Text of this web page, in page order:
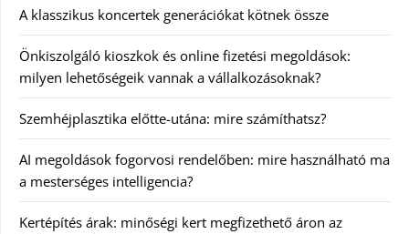
A klasszikus koncertek generációkat kötnek össze
Önkiszolgáló kioszkok és online fizetési megoldások:
milyen lehetőségeik vannak a vállalkozásoknak?
Szemhéjplasztika előtte-utána: mire számíthatsz?
AI megoldások fogorvosi rendelőben: mire használható ma
a mesterséges intelligencia?
Kertépítés árak: minőségi kert megfizethető áron az